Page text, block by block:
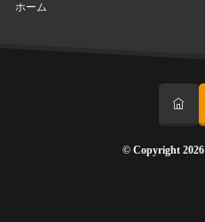
ホーム
© Copyright 2026